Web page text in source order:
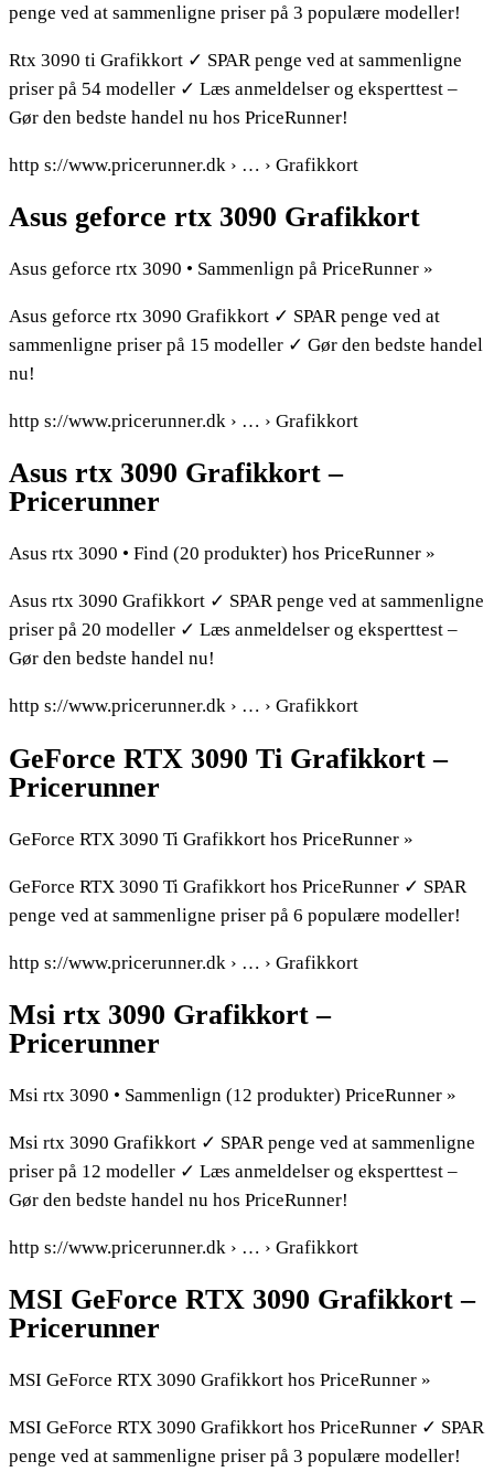
penge ved at sammenligne priser på 3 populære modeller!
Rtx 3090 ti Grafikkort ✓ SPAR penge ved at sammenligne
priser på 54 modeller ✓ Læs anmeldelser og eksperttest –
Gør den bedste handel nu hos PriceRunner!
http s://www.pricerunner.dk › … › Grafikkort
Asus geforce rtx 3090 Grafikkort
Asus geforce rtx 3090 • Sammenlign på PriceRunner »
Asus geforce rtx 3090 Grafikkort ✓ SPAR penge ved at
sammenligne priser på 15 modeller ✓ Gør den bedste handel
nu!
http s://www.pricerunner.dk › … › Grafikkort
Asus rtx 3090 Grafikkort –
Pricerunner
Asus rtx 3090 • Find (20 produkter) hos PriceRunner »
Asus rtx 3090 Grafikkort ✓ SPAR penge ved at sammenligne
priser på 20 modeller ✓ Læs anmeldelser og eksperttest –
Gør den bedste handel nu!
http s://www.pricerunner.dk › … › Grafikkort
GeForce RTX 3090 Ti Grafikkort –
Pricerunner
GeForce RTX 3090 Ti Grafikkort hos PriceRunner »
GeForce RTX 3090 Ti Grafikkort hos PriceRunner ✓ SPAR
penge ved at sammenligne priser på 6 populære modeller!
http s://www.pricerunner.dk › … › Grafikkort
Msi rtx 3090 Grafikkort –
Pricerunner
Msi rtx 3090 • Sammenlign (12 produkter) PriceRunner »
Msi rtx 3090 Grafikkort ✓ SPAR penge ved at sammenligne
priser på 12 modeller ✓ Læs anmeldelser og eksperttest –
Gør den bedste handel nu hos PriceRunner!
http s://www.pricerunner.dk › … › Grafikkort
MSI GeForce RTX 3090 Grafikkort –
Pricerunner
MSI GeForce RTX 3090 Grafikkort hos PriceRunner »
MSI GeForce RTX 3090 Grafikkort hos PriceRunner ✓ SPAR
penge ved at sammenligne priser på 3 populære modeller!